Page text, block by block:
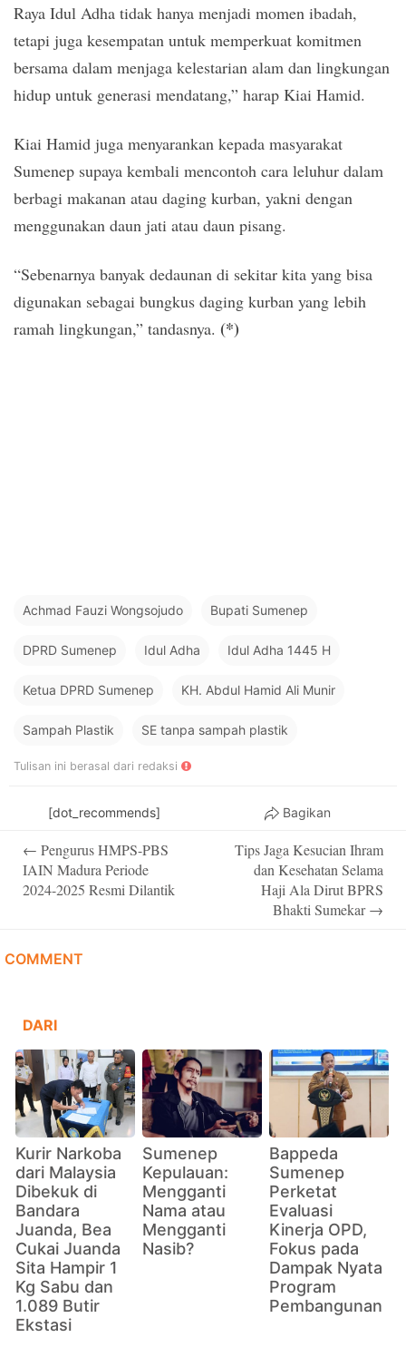
Raya Idul Adha tidak hanya menjadi momen ibadah,
tetapi juga kesempatan untuk memperkuat komitmen
bersama dalam menjaga kelestarian alam dan lingkungan
hidup untuk generasi mendatang,” harap Kiai Hamid.
Kiai Hamid juga menyarankan kepada masyarakat
Sumenep supaya kembali mencontoh cara leluhur dalam
berbagi makanan atau daging kurban, yakni dengan
menggunakan daun jati atau daun pisang.
“Sebenarnya banyak dedaunan di sekitar kita yang bisa
digunakan sebagai bungkus daging kurban yang lebih
ramah lingkungan,” tandasnya. (*)
Achmad Fauzi Wongsojudo Bupati Sumenep
DPRD Sumenep Idul Adha Idul Adha 1445 H
Ketua DPRD Sumenep KH. Abdul Hamid Ali Munir
Sampah Plastik SE tanpa sampah plastik
Tulisan ini berasal dari redaksi
[dot_recommends] Bagikan
navigation
← Pengurus HMPS-PBS
IAIN Madura Periode
2024-2025 Resmi Dilantik
Tips Jaga Kesucian Ihram
dan Kesehatan Selama
Haji Ala Dirut BPRS
Bhakti Sumekar→
COMMENT
DARI
Kurir Narkoba
dari Malaysia
Dibekuk di
Bandara
Juanda, Bea
Cukai Juanda
Sita Hampir 1
Kg Sabu dan
1.089 Butir
Ekstasi
Sumenep
Kepulauan:
Mengganti
Nama atau
Mengganti
Nasib?
Bappeda
Sumenep
Perketat
Evaluasi
Kinerja OPD,
Fokus pada
Dampak Nyata
Program
Pembangunan